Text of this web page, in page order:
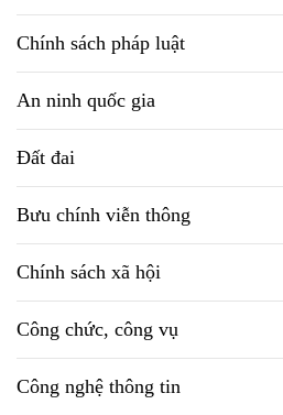
Chính sách pháp luật
An ninh quốc gia
Đất đai
Bưu chính viễn thông
Chính sách xã hội
Công chức, công vụ
Công nghệ thông tin